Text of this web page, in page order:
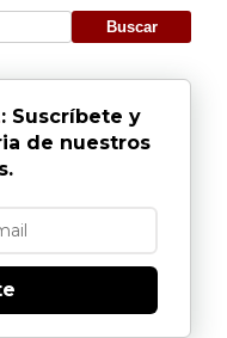
: Suscríbete y
de nuestros